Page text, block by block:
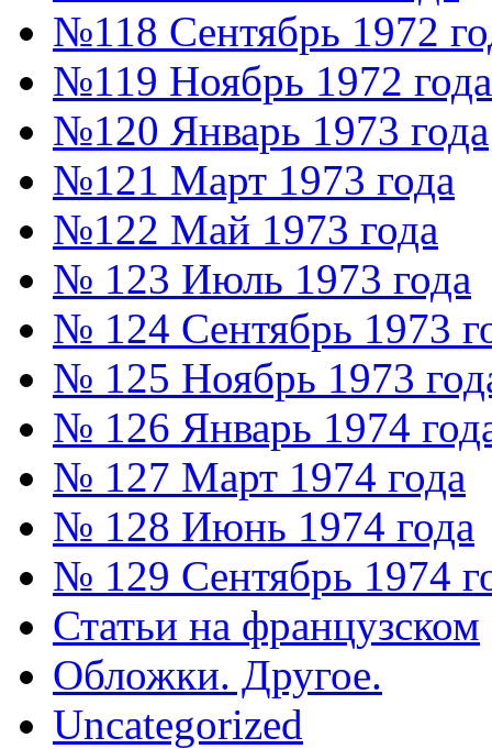
№118 Сентябрь 1972
№119 Ноябрь 1972 года
№120 Январь 1973 года
№121 Март 1973 года
№122 Май 1973 года
№ 123 Июль 1973 года
№ 124 Сентябрь 1973
№ 125 Ноябрь 1973
№ 126 Январь 1974
№ 127 Март 1974 года
№ 128 Июнь 1974 года
№ 129 Сентябрь 1974
Статьи на французском
Обложки. Другое.
Uncategorized